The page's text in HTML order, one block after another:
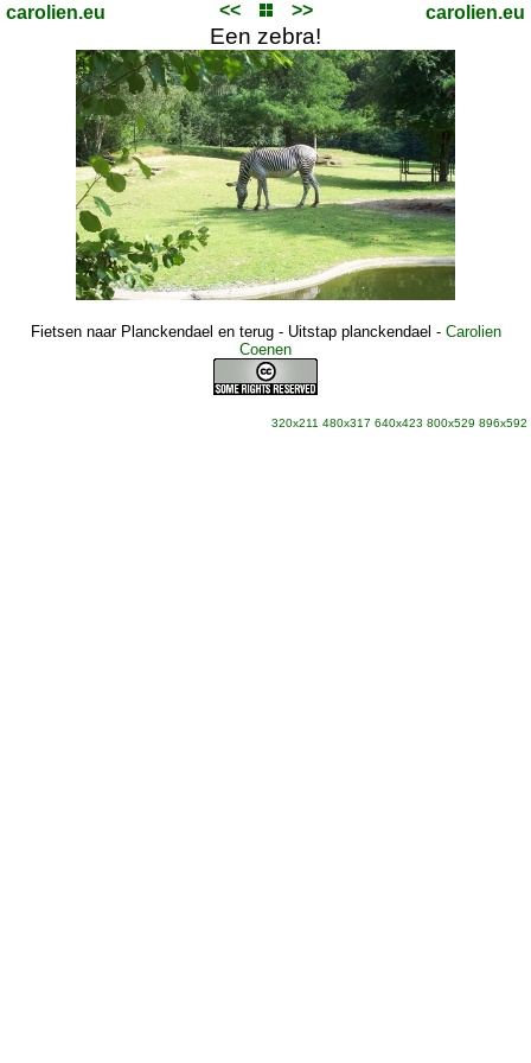
carolien.eu << >> carolien.eu
Een zebra!
Fietsen naar Planckendael en terug - Uitstap planckendael - Carolien
Coenen
320x211 480x317 640x423 800x529 896x592